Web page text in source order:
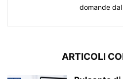
domande
ARTICOLI